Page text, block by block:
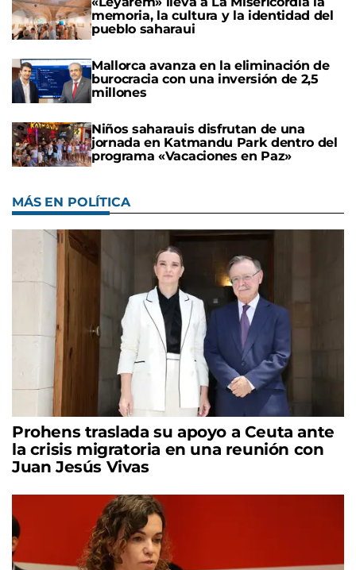
memoria, la cultura y la identidad del
pueblo saharaui
Mallorca avanza en la eliminación de
burocracia con una inversión de 2,5
millones
Niños saharauis disfrutan de una
jornada en Katmandu Park dentro del
programa «Vacaciones en Paz»
MÁS EN POLÍTICA
Prohens traslada su apoyo a Ceuta ante
la crisis migratoria en una reunión con
Juan Jesús Vivas